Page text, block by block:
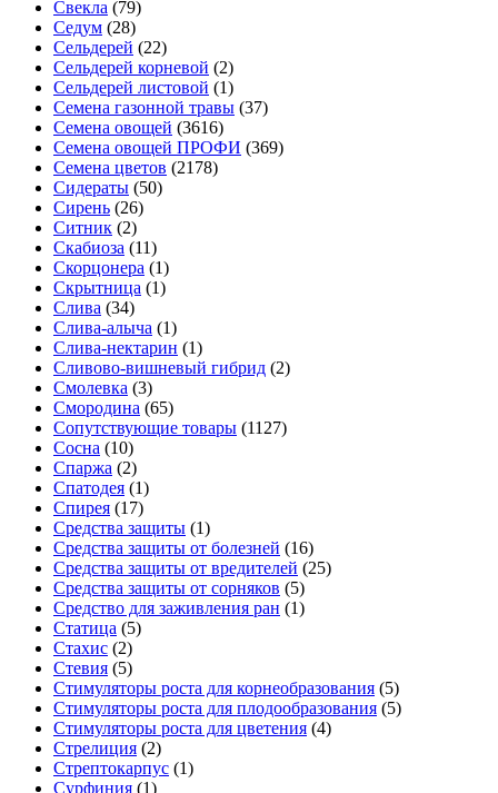
Свекла (79)
Седум (28)
Сельдерей (22)
Сельдерей корневой (2)
Сельдерей листовой (1)
Семена газонной травы (37)
Семена овощей (3616)
Семена овощей ПРОФИ (369)
Семена цветов (2178)
Сидераты (50)
Сирень (26)
Ситник (2)
Скабиоза (11)
Скорцонера (1)
Скрытница (1)
Слива (34)
Слива-алыча (1)
Слива-нектарин (1)
Сливово-вишневый гибрид (2)
Смолевка (3)
Смородина (65)
Сопутствующие товары (1127)
Сосна (10)
Спаржа (2)
Спатодея (1)
Спирея (17)
Средства защиты (1)
Средства защиты от болезней (16)
Средства защиты от вредителей (25)
Средства защиты от сорняков (5)
Средство для заживления ран (1)
Статица (5)
Стахис (2)
Стевия (5)
Стимуляторы роста для корнеобразования (5)
Стимуляторы роста для плодообразования (5)
Стимуляторы роста для цветения (4)
Стрелиция (2)
Стрептокарпус (1)
Сурфиния (1)